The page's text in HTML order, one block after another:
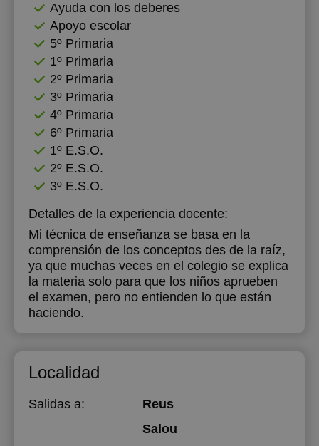
Ayuda con los deberes
Apoyo escolar
5º Primaria
1º Primaria
2º Primaria
3º Primaria
4º Primaria
6º Primaria
1º E.S.O.
2º E.S.O.
3º E.S.O.
Detalles de la experiencia docente:
Mi técnica de enseñanza se basa en la
comprensión de los conceptos des de la raíz,
ya que muchas veces en el colegio se explica
la materia solo para que los niños aprueben
el examen, pero no entienden lo que están
haciendo.
Localidad
Salidas a:
Reus
Salou